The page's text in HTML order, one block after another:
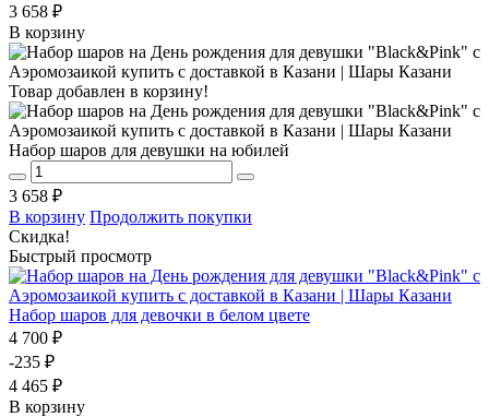
3 658 ₽
В корзину
Товар добавлен в корзину!
Набор шаров для девушки на юбилей
3 658 ₽
В корзину Продолжить покупки
Скидка!
Быстрый просмотр
Набор шаров для девочки в белом цвете
4 700 ₽
-235 ₽
4 465 ₽
В корзину